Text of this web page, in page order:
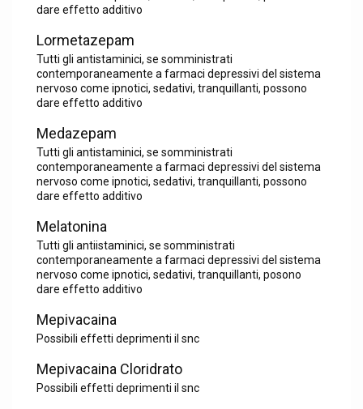
dare effetto additivo
Lormetazepam
Tutti gli antistaminici, se somministrati
contemporaneamente a farmaci depressivi del sistema
nervoso come ipnotici, sedativi, tranquillanti, possono
dare effetto additivo
Medazepam
Tutti gli antistaminici, se somministrati
contemporaneamente a farmaci depressivi del sistema
nervoso come ipnotici, sedativi, tranquillanti, possono
dare effetto additivo
Melatonina
Tutti gli antiistaminici, se somministrati
contemporaneamente a farmaci depressivi del sistema
nervoso come ipnotici, sedativi, tranquillanti, posono
dare effetto additivo
Mepivacaina
Possibili effetti deprimenti il snc
Mepivacaina Cloridrato
Possibili effetti deprimenti il snc